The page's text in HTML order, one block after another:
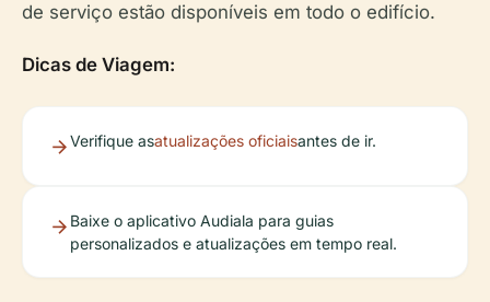
de serviço estão disponíveis em todo o edifício.
Dicas de Viagem:
Verifique asatualizações oficiaisantes de ir.
Baixe o aplicativo Audiala para guias
personalizados e atualizações em tempo real.